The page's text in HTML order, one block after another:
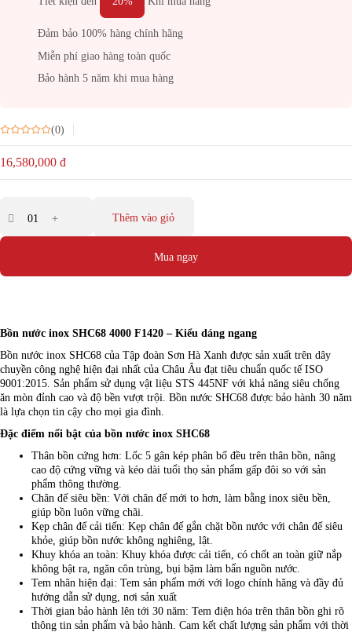
Đảm bảo 100% hàng chính hãng
Miễn phí giao hàng toàn quốc
Bảo hành 5 năm khi mua hàng
(0)
16,580,000 đ
Thêm vào giỏ
Mua ngay
Bồn nước inox SHC68 4000 F1420 – Kiểu dáng ngang
Bồn nước inox SHC68 của Tập đoàn Sơn Hà Xanh được sản xuất trên dây
chuyền công nghệ hiện đại nhất của Châu Âu đạt tiêu chuẩn quốc tế ISO
9001:2015. Sản phẩm sử dụng vật liệu STS 445NF với khả năng siêu chống
ăn mòn đỉnh cao và độ bền vượt trội. Bồn nước SHC68 được bảo hành 30 năm
là lựa chọn tin cậy cho mọi gia đình.
Đặc điểm nổi bật của bồn nước inox SHC68
Thân bồn cứng hơn: Lốc 5 gân kép phân bố đều trên thân bồn, nâng
cao độ cứng vững và kéo dài tuổi thọ sản phẩm gấp đôi so với sản
phẩm thông thường.
Chân đế siêu bền: Với chân đế mới to hơn, làm bằng inox siêu bền,
giúp bồn luôn vững chãi.
Kẹp chân đế cải tiến: Kẹp chân đế gắn chặt bồn nước với chân đế siêu
khỏe, giúp bồn nước không nghiêng, lật.
Khuy khóa an toàn: Khuy khóa được cải tiến, có chốt an toàn giữ nắp
không bật ra, ngăn côn trùng, bụi bặm làm bẩn nguồn nước.
Tem nhãn hiện đại: Tem sản phẩm mới với logo chính hãng và đầy đủ
hướng dẫn sử dụng, nơi sản xuất
Thời gian bảo hành lên tới 30 năm: Tem điện hóa trên thân bồn ghi rõ
thông tin sản phẩm và bảo hành. Cam kết chất lượng sản phẩm với thời